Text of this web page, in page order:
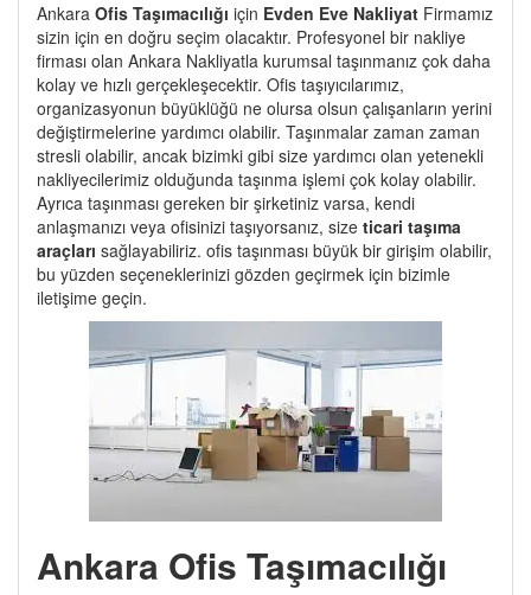
Ankara Ofis Taşımacılığı için Evden Eve Nakliyat Firmamız
sizin için en doğru seçim olacaktır. Profesyonel bir nakliye
firması olan Ankara Nakliyatla kurumsal taşınmanız çok daha
kolay ve hızlı gerçekleşecektir. Ofis taşıyıcılarımız,
organizasyonun büyüklüğü ne olursa olsun çalışanların yerini
değiştirmelerine yardımcı olabilir. Taşınmalar zaman zaman
stresli olabilir, ancak bizimki gibi size yardımcı olan yetenekli
nakliyecilerimiz olduğunda taşınma işlemi çok kolay olabilir.
Ayrıca taşınması gereken bir şirketiniz varsa, kendi
anlaşmanızı veya ofisinizi taşıyorsanız, size ticari taşıma
araçları sağlayabiliriz. ofis taşınması büyük bir girişim olabilir,
bu yüzden seçeneklerinizi gözden geçirmek için bizimle
iletişime geçin.
Ankara Ofis Taşımacılığı